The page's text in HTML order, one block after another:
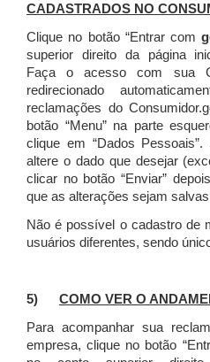
CADASTRADOS NO
Clique no botão “Entrar com
superior direito da página
Faça o acesso com sua
redirecionado
reclamações do
botão “Menu” na parte
clique em “Dados Pessoais”.
altere o dado que desejar
clicar no botão “Enviar”
que as alterações sejam
Não é possível o cadastro de
usuários diferentes, sendo
5) COMO VER O
Para acompanhar sua
empresa, clique no botão